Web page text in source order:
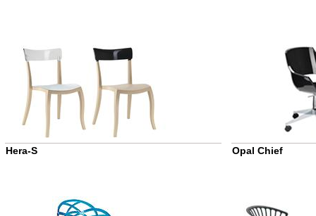
Hera-S Opal Chief